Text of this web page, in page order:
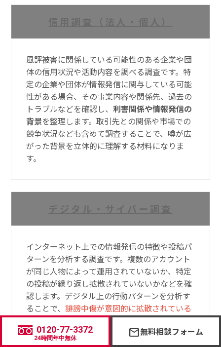
風評被害に関係している可能性のある企業や団
体の信用状況や活動内容を調べる調査です。特
定の企業や団体が情報発信に関与している可能
性がある場合、その事業内容や関係先、過去の
トラブルなどを確認し、利害関係や情報発信の
背景を整理します。取引先との関係や市場での
競争状況なども含めて調査することで、噂が広
がった背景を立体的に理解する材料になりま
す。
インターネット上での情報発信の特徴や投稿パ
ターンを分析する調査です。複数のアカウント
が同じ人物によって運用されていないか、特定
の投稿が繰り返し拡散されていないかなどを確
認します。デジタル上の行動パターンを分析す
ることで、誹謗中傷が意図的に拡散されている
可能性を判断する手がかりになります。
0120-77-3372
24時間年中無休 mail無料相談フォーム